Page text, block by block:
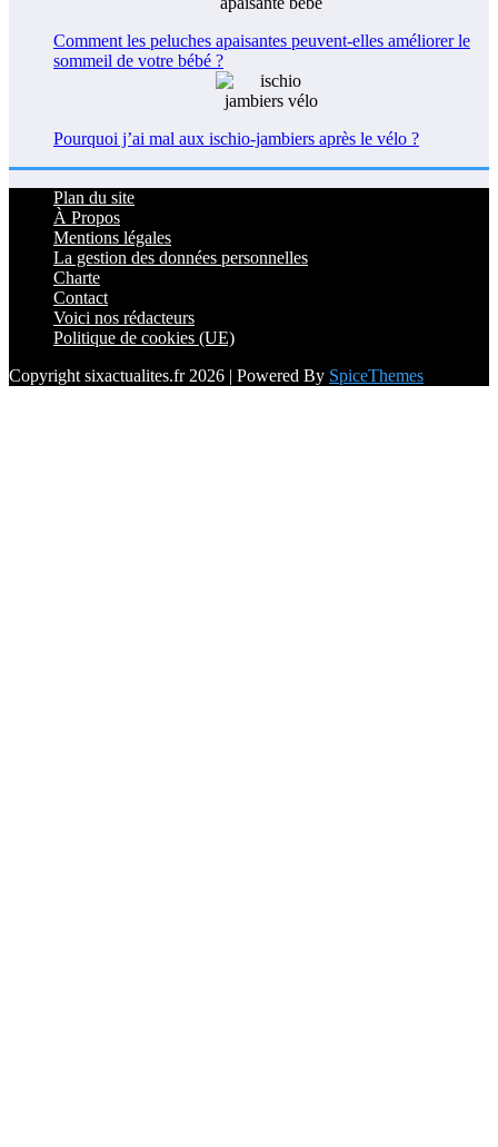
Comment les peluches apaisantes peuvent-elles améliorer le
sommeil de votre bébé ?
Pourquoi j’ai mal aux ischio-jambiers après le vélo ?
Plan du site
À Propos
Mentions légales
La gestion des données personnelles
Charte
Contact
Voici nos rédacteurs
Politique de cookies (UE)
Copyright sixactualites.fr 2026 | Powered By SpiceThemes